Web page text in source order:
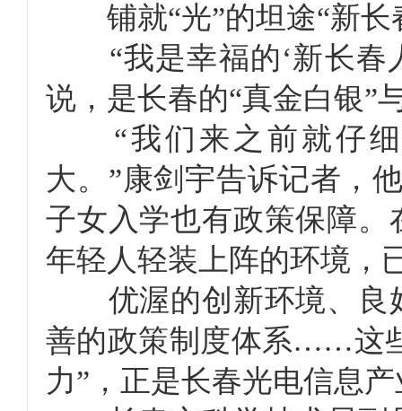
铺就“光”的坦途“新长
“我是幸福的‘新长春
说，是长春的“真金白银”
“我们来之前就仔细
大。”康剑宇告诉记者，
子女入学也有政策保障
年轻人轻装上阵的环境，
优渥的创新环境、良
善的政策制度体系……这
力”，正是长春光电信息